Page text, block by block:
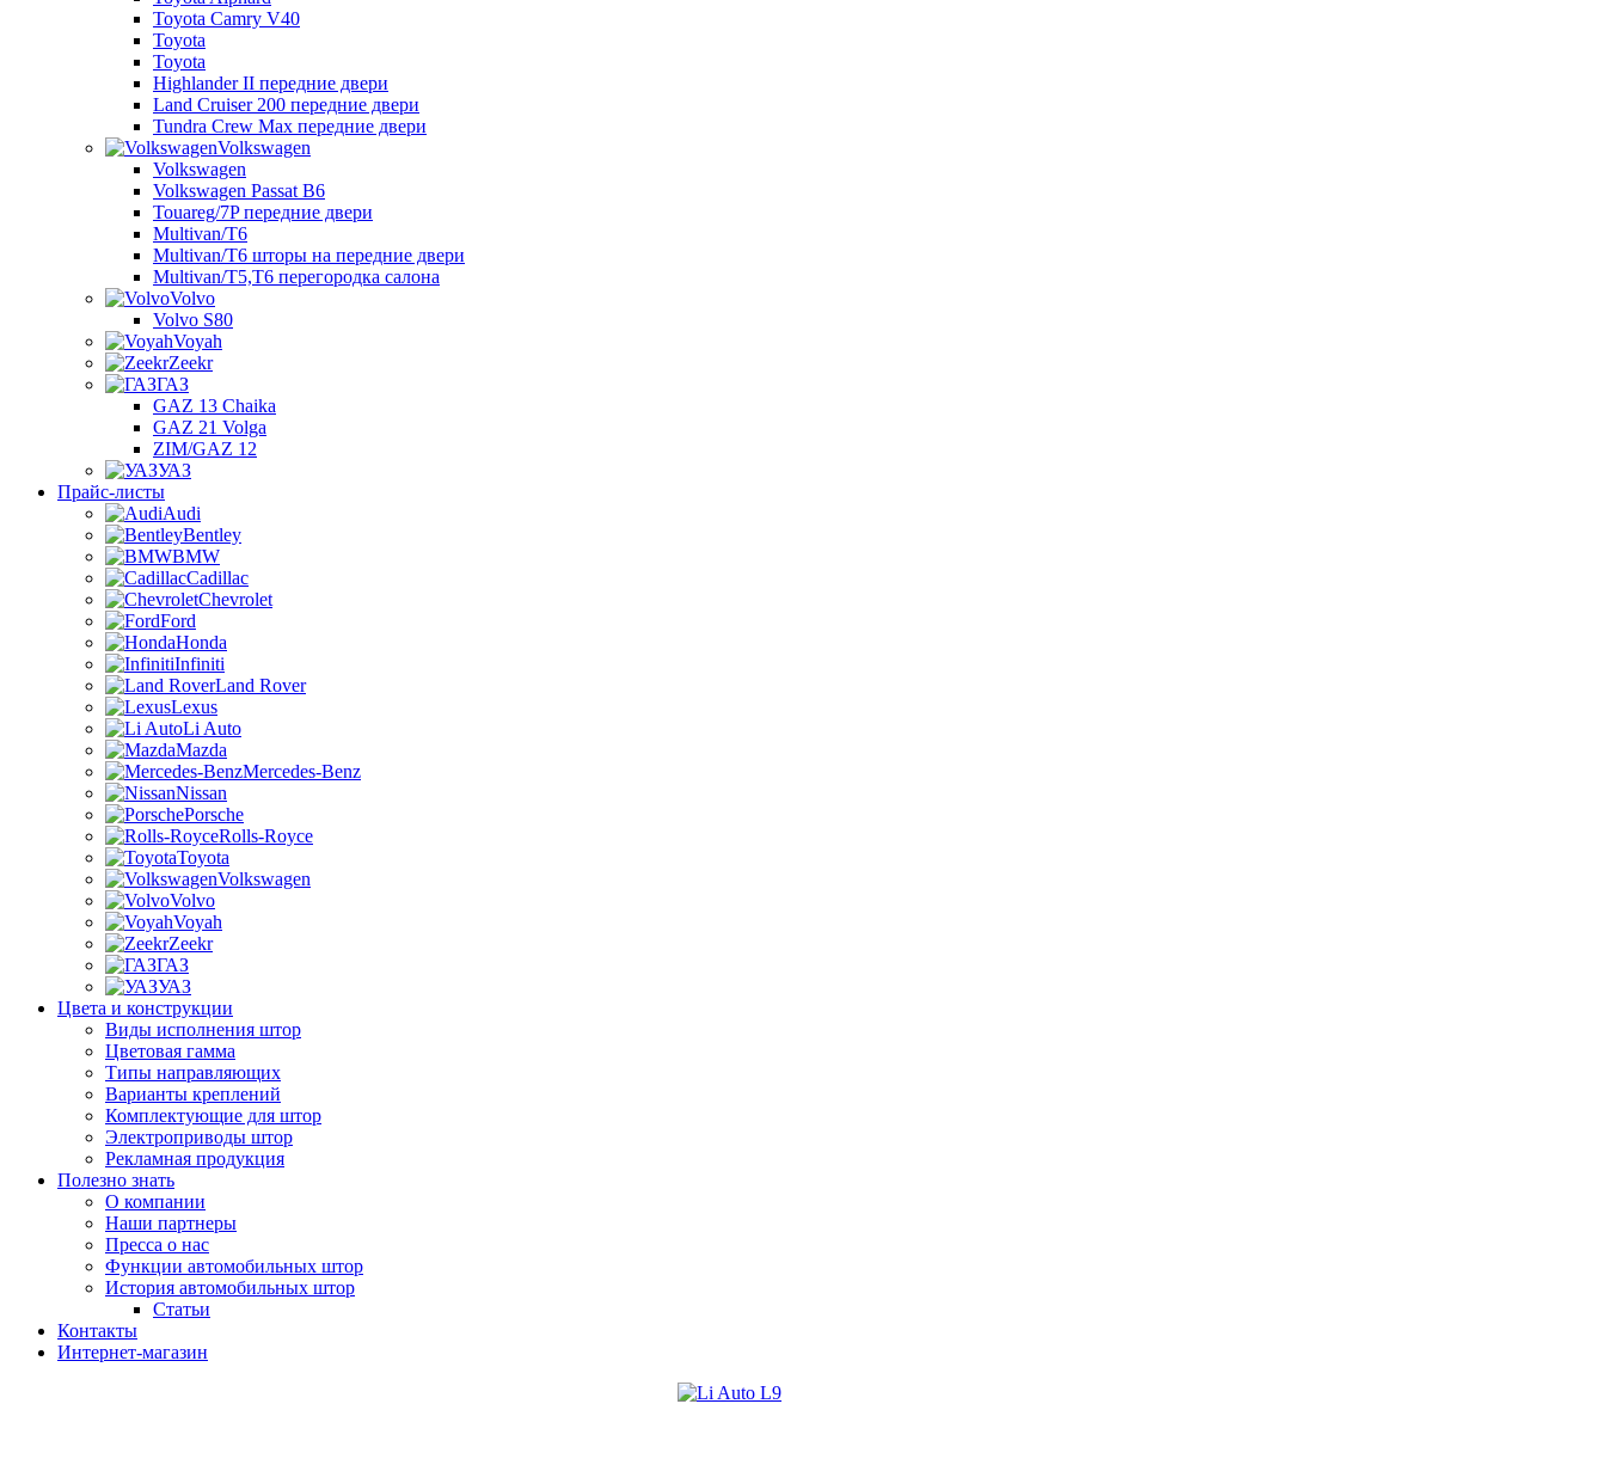
Toyota Camry V40
Toyota
Toyota
Highlander II передние двери
Land Cruiser 200 передние двери
Tundra Crew Max передние двери
Volkswagen
Volkswagen
Volkswagen Passat B6
Touareg/7P передние двери
Multivan/T6
Multivan/T6 шторы на передние двери
Multivan/T5,T6 перегородка салона
Volvo
Volvo S80
Voyah
Zeekr
ГАЗ
GAZ 13 Chaika
GAZ 21 Volga
ZIM/GAZ 12
УАЗ
Прайс-листы
Audi
Bentley
BMW
Cadillac
Chevrolet
Ford
Honda
Infiniti
Land Rover
Lexus
Li Auto
Mazda
Mercedes-Benz
Nissan
Porsche
Rolls-Royce
Toyota
Volkswagen
Volvo
Voyah
Zeekr
ГАЗ
УАЗ
Цвета и конструкции
Виды исполнения штор
Цветовая гамма
Типы направляющих
Варианты креплений
Комплектующие для штор
Электроприводы штор
Рекламная продукция
Полезно знать
О компании
Наши партнеры
Пресса о нас
Функции автомобильных штор
История автомобильных штор
Статьи
Контакты
Интернет-магазин